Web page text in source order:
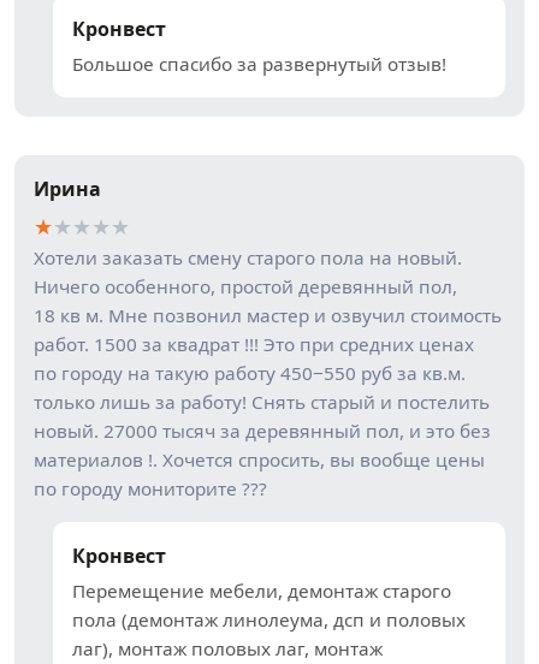
Кронвест
Большое спасибо за развернутый отзыв!
Ирина
★★★★★
Хотели заказать смену старого пола на новый.
Ничего особенного, простой деревянный пол,
18 кв м. Мне позвонил мастер и озвучил стоимость
работ. 1500 за квадрат !!! Это при средних ценах
по городу на такую работу 450−550 руб за кв.м.
только лишь за работу! Снять старый и постелить
новый. 27000 тысяч за деревянный пол, и это без
материалов !. Хочется спросить, вы вообще цены
по городу мониторите ???
Кронвест
Перемещение мебели, демонтаж старого
пола (демонтаж линолеума, дсп и половых
лаг), монтаж половых лаг, монтаж